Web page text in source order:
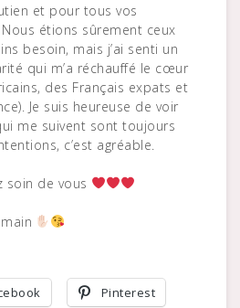
et pour tous vos
étions sûrement ceux
besoin, mais j’ai senti un
qui m’a réchauffé le cœur
des Français expats et
Je suis heureuse de voir
me suivent sont toujours
c’est agréable.
soin de vous
Pinterest